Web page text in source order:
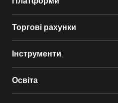
Торгові рахунки
Інструменти
Освіта